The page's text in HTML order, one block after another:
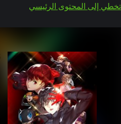
تخطي إلى المحتوى الرئيسي